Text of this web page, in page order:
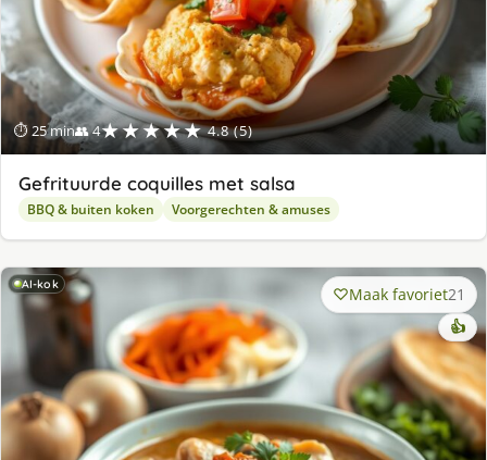
⏱ 25 min👥 4★★★★★ 4.8 (5)
Gefrituurde coquilles met salsa
BBQ & buiten koken Voorgerechten & amuses
AI-kok Maak favoriet21
👍